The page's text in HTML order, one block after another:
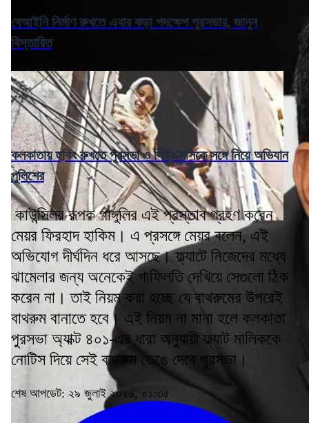
বেআইনি নির্মাণ রুখতে এবার কড়া পদক্ষেপ পুরসভার, জানুন
বিস্তারিত
কলকাতায় হুকিং রুখতে পুরসভা ও সিইএসসিকে সঙ্গে নিয়ে অভিযান
পুলিশের
কাউন্সিলর রূপক গাঙ্গুলির এই প্রস্তাব গ্রহণ করেন
মেয়র ফিরহাদ হাকিম। এ প্রসঙ্গে মেয়র বলেন, এই
অভিযোগ দীর্ঘদিন ধরে আসছে। ফ্ল্যাটে নিজেদের মধ্যে
ঝামেলার জন্য অনেকেই গাফিলতি দেখিয়ে সেগুলো ঠিক
করেন না। তাই নিয়ম করা হচ্ছে যে বাথরুমের উপরেই
বাথরুম বানাতে হবে। এই নিয়ম না মানা হলে কলকাতা
পুরসভা অ্যাক্ট ৪০১-এর ধারা অনুযায়ী ফ্ল্যাট মালিককে
নোটিস দিয়ে সেই বাথরুম ভেঙে দেবে পুরসভা।
শেষ আপডেট: ২৯ জুলাই ২০২৬, ০১:৩৫